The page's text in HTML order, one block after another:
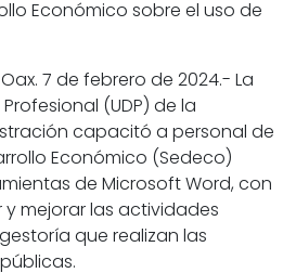
Económico sobre el uso de
7 de febrero de 2024.- La
(UDP) de la
capacitó a personal de
Económico (Sedeco)
de Microsoft Word, con
mejorar las actividades
que realizan las